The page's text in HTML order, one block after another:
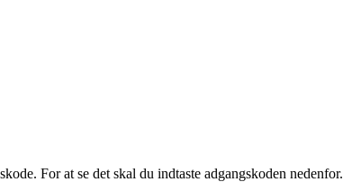
For at se det skal du indtaste adgangskoden nedenfor.